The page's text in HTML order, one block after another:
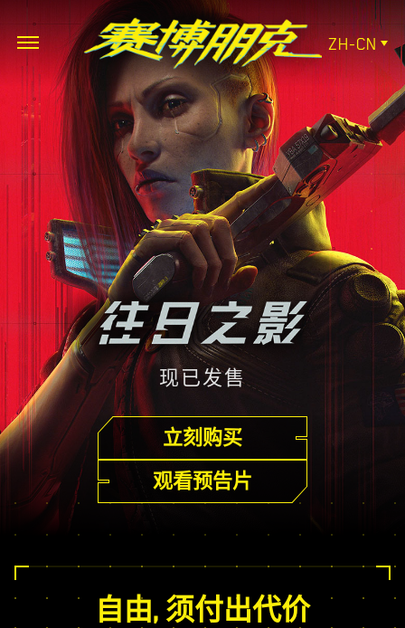
ZH-CN
现已发售
立刻购买
观看预告片
自由, 须付出代价